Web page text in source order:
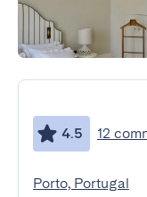
4.5 12
Porto, Portugal